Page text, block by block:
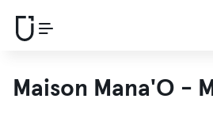
Maison Mana'O -